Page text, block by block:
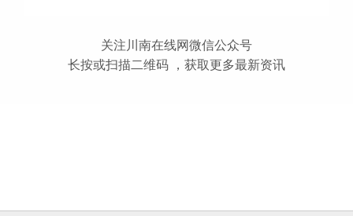
关注川南在线网微信公众号
长按或扫描二维码 ，获取更多最新资讯